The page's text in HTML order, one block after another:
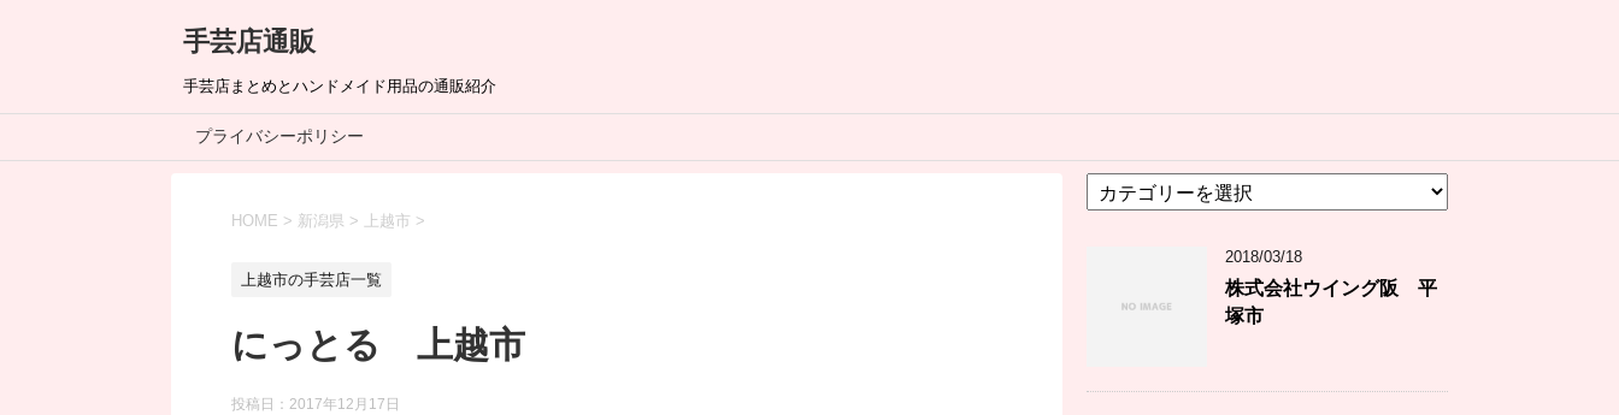
手芸店通販
手芸店まとめとハンドメイド用品の通販紹介
プライバシーポリシー
HOME > 新潟県 > 上越市 >
上越市の手芸店一覧
にっとる 上越市
投稿日： 2017年12月17日
テ
2018/03/18
株式会社ウイング阪 平
塚市